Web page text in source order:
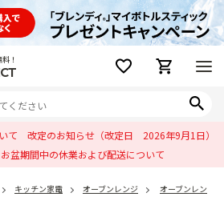
！
て 改定のお知らせ（改定日 2026年9月1日）
お盆期間中の休業および配送について
キッチン家電 オーブンレンジ
オーブンレン